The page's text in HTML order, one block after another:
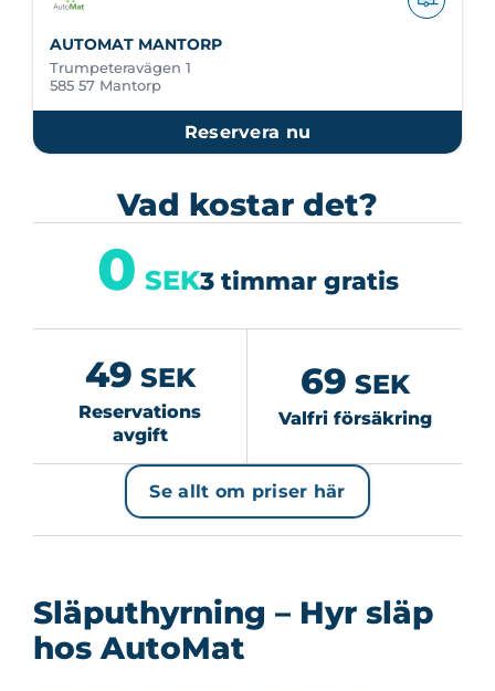
AUTOMAT MANTORP
Trumpeteravägen 1
585 57 Mantorp
Reservera nu
Vad kostar det?
49 SEK
Reservations
avgift
0 SEK3 timmar gratis
69 SEK
Valfri försäkring
Se allt om priser här
Släputhyrning – Hyr släp
hos AutoMat